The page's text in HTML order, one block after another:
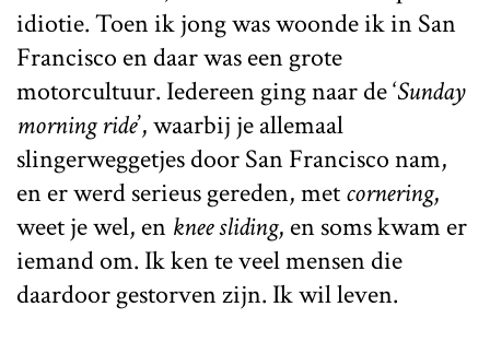
idiotie. Toen ik jong was woonde ik in San
Francisco en daar was een grote
motorcultuur. Iedereen ging naar de ‘Sunday
morning ride’, waarbij je allemaal
slingerweggetjes door San Francisco nam,
en er werd serieus gereden, metcornering,
weet je wel, en knee sliding, en soms kwam er
iemand om. Ik ken te veel mensen die
daardoor gestorven zijn. Ik wil leven.